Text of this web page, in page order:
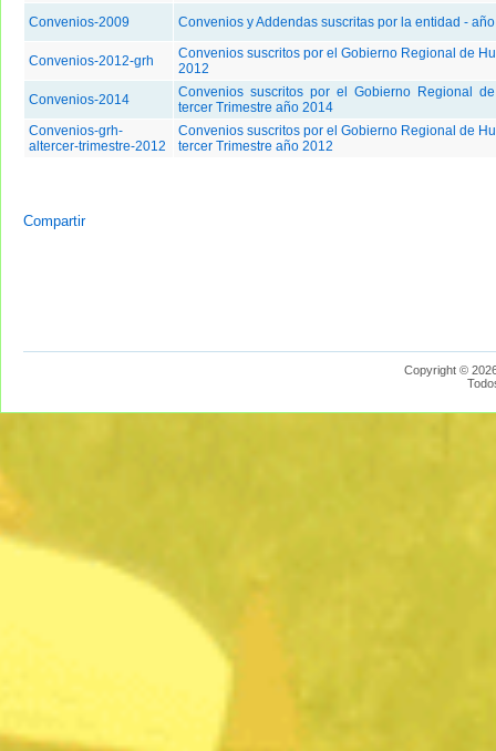
Convenios-2009
Convenios y Addendas suscritas por la entidad -
Convenios-2012-grh
Convenios suscritos por el Gobierno Regional de
2012
Convenios-2014
Convenios suscritos por el Gobierno Regional
tercer Trimestre año 2014
Convenios-grh-
altercer-trimestre-2012
Convenios suscritos por el Gobierno Regional de
tercer Trimestre año 2012
Compartir
Copyright ©